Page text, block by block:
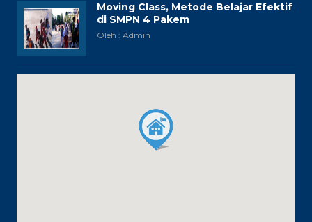
Moving Class, Metode Belajar Efektif
di SMPN 4 Pakem
Oleh : Admin